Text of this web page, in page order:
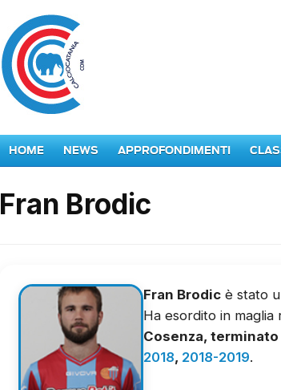
HOME NEWS APPROFONDIMENTI
Fran Brodic
Fran Brodic è stato
Ha esordito in maglia
Cosenza, terminato
2018, 2018-2019.